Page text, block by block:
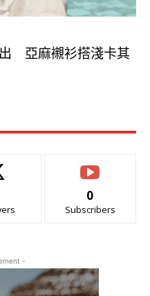
亞麻襯衫搭淺卡其
0
Subscribers
-